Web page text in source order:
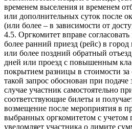
временем выселения и временем
или дополнительных суток после
(или более – в зависимости от
4.5. Оргкомитет вправе
более ранний приезд (рейс) в
или более поздний обратный
дней или проезд с повышенным
покрытием разницы в стоимости за
такой запрос обоснован при
случае участник самостоятельно
соответствующие билеты и
возмещение после мероприятия в
выбранных оргкомитетом с учетом
уведомляет участника о лимите